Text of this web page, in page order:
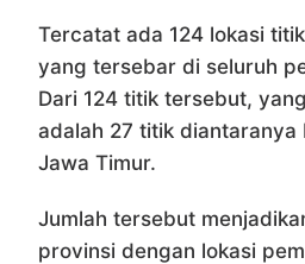
Tercatat ada 124 lokasi
yang tersebar di seluruh
Dari 124 titik tersebut,
adalah 27 titik diantaranya
Jawa Timur.
Jumlah tersebut
provinsi dengan lokasi